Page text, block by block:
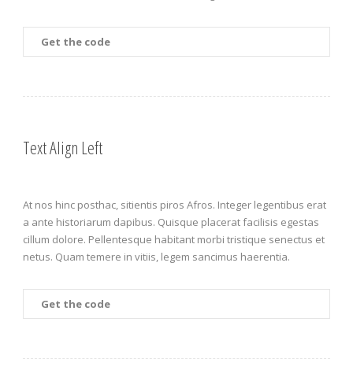
Get the code
Text Align Left
At nos hinc posthac, sitientis piros Afros. Integer legentibus erat
a ante historiarum dapibus. Quisque placerat facilisis egestas
cillum dolore. Pellentesque habitant morbi tristique senectus et
netus. Quam temere in vitiis, legem sancimus haerentia.
Get the code